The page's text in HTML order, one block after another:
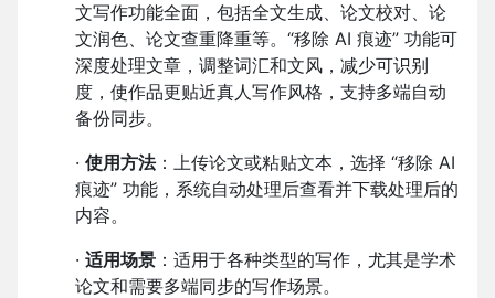
文写作功能全面，包括全文生成、论文校对、论
文润色、论文查重降重等。“移除 AI 痕迹” 功能可
深度处理文章，调整词汇和文风，减少可识别
度，使作品更贴近真人写作风格，支持多端自动
备份同步。
· 使用方法：上传论文或粘贴文本，选择 “移除 AI
痕迹” 功能，系统自动处理后查看并下载处理后的
内容。
· 适用场景 ：适用于各种类型的写作，尤其是学术
论文和需要多端同步的写作场景。